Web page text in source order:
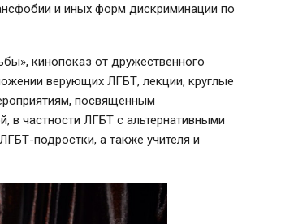
и иных форм дискриминации по
кинопоказ от дружественного
верующих ЛГБТ, лекции, круглые
посвященным
в частности ЛГБТ с альтернативными
подростки, а также учителя и